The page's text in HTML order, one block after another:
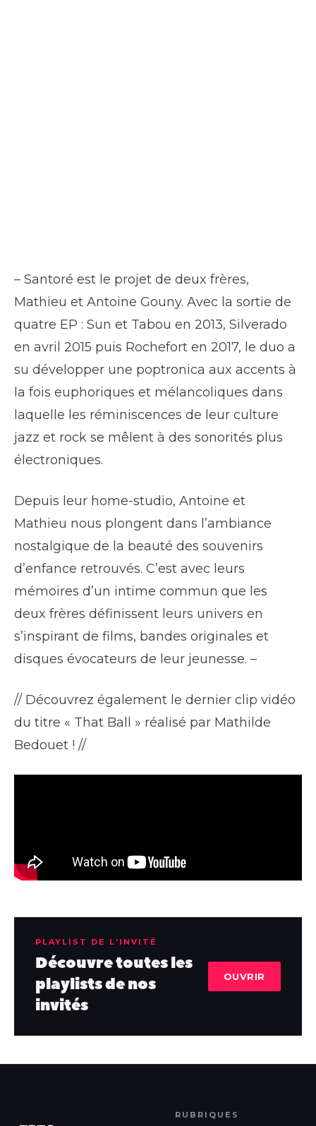
– Santoré est le projet de deux frères,
Mathieu et Antoine Gouny. Avec la sortie de
quatre EP : Sun et Tabou en 2013, Silverado
en avril 2015 puis Rochefort en 2017, le duo a
su développer une poptronica aux accents à
la fois euphoriques et mélancoliques dans
laquelle les réminiscences de leur culture
jazz et rock se mêlent à des sonorités plus
électroniques.
Depuis leur home-studio, Antoine et
Mathieu nous plongent dans l’ambiance
nostalgique de la beauté des souvenirs
d’enfance retrouvés. C’est avec leurs
mémoires d’un intime commun que les
deux frères définissent leurs univers en
s’inspirant de films, bandes originales et
disques évocateurs de leur jeunesse. –
// Découvrez également le dernier clip vidéo
du titre « That Ball » réalisé par Mathilde
Bedouet ! //
PLAYLIST DE L'INVITÉ
Découvre toutes les
playlists de nos
invités
OUVRIR
RUBRIQUES